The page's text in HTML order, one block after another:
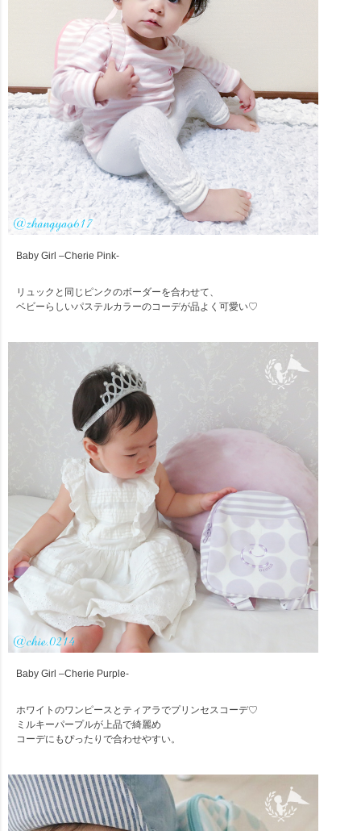
Baby Girl –Cherie Pink-
リュックと同じピンクのボーダーを合わせて、
ベビーらしいパステルカラーのコーデが品よく可愛い♡
Baby Girl –Cherie Purple-
ホワイトのワンピースとティアラでプリンセスコーデ♡
ミルキーパープルが上品で綺麗め
コーデにもぴったりで合わせやすい。